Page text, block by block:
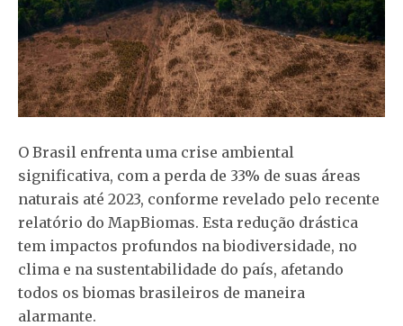
O Brasil enfrenta uma crise ambiental
significativa, com a perda de 33% de suas áreas
naturais até 2023, conforme revelado pelo recente
relatório do MapBiomas. Esta redução drástica
tem impactos profundos na biodiversidade, no
clima e na sustentabilidade do país, afetando
todos os biomas brasileiros de maneira
alarmante.